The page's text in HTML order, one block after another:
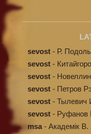
sevost - Р.
sevost -
sevost -
sevost - Петров
sevost - Тылевич
ме...
sevost - Руфанов
msa - Академік